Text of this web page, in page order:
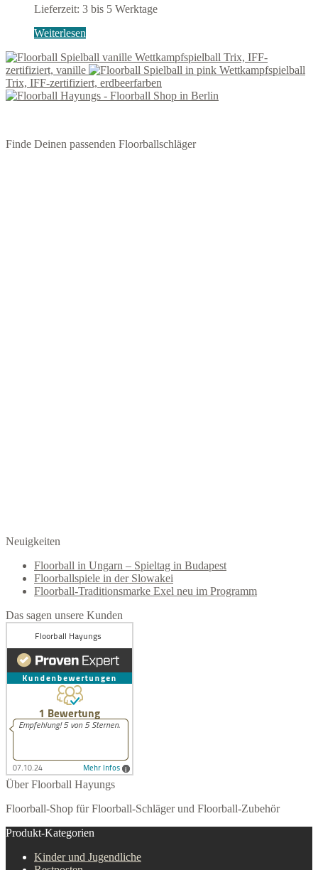
Lieferzeit: 3 bis 5 Werktage
Weiterlesen
Wettkampfspielball Trix, IFF-
zertifiziert, vanille
Wettkampfspielball
Trix, IFF-zertifiziert, erdbeerfarben
Finde Deinen passenden Floorballschläger
Neuigkeiten
Floorball in Ungarn – Spieltag in Budapest
Floorballspiele in der Slowakei
Floorball-Traditionsmarke Exel neu im Programm
Das sagen unsere Kunden
Über Floorball Hayungs
Floorball-Shop für Floorball-Schläger und Floorball-Zubehör
Produkt-Kategorien
Kinder und Jugendliche